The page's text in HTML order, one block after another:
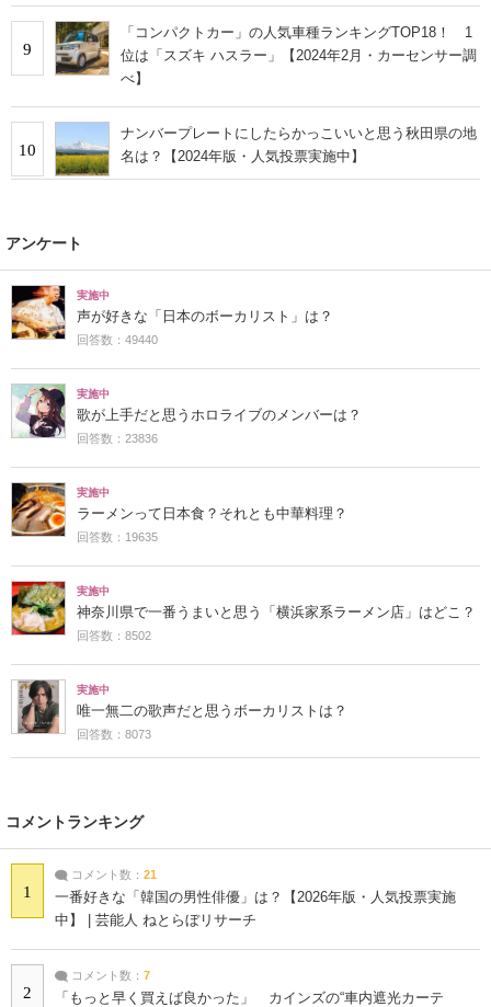
9
「コンパクトカー」の人気車種ランキングTOP18！ 1
位は「スズキ ハスラー」【2024年2月・カーセンサー調
べ】
10
ナンバープレートにしたらかっこいいと思う秋田県の地
名は？【2024年版・人気投票実施中】
アンケート
実施中
声が好きな「日本のボーカリスト」は？
回答数：49440
実施中
歌が上手だと思うホロライブのメンバーは？
回答数：23836
実施中
ラーメンって日本食？それとも中華料理？
回答数：19635
実施中
神奈川県で一番うまいと思う「横浜家系ラーメン店」はどこ？
回答数：8502
実施中
唯一無二の歌声だと思うボーカリストは？
回答数：8073
コメントランキング
1
コメント数： 21
一番好きな「韓国の男性俳優」は？【2026年版・人気投票実施
中】 | 芸能人 ねとらぼリサーチ
2
コメント数： 7
「もっと早く買えば良かった」 カインズの“車内遮光カーテ